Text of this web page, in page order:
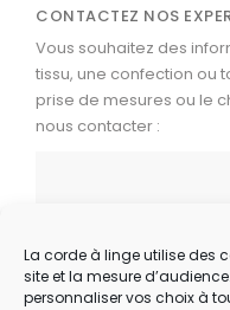
La corde à linge utilise des
site et la mesure
personnaliser vos choix à
CONTACTEZ NOS
Vous souhaitez des
tissu, une confection ou
prise de mesures ou le
nous contacter :
03
Du